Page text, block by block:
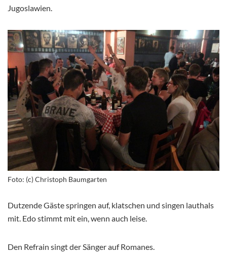
Jugoslawien.
Foto: (c) Christoph Baumgarten
Dutzende Gäste springen auf, klatschen und singen lauthals
mit. Edo stimmt mit ein, wenn auch leise.
Den Refrain singt der Sänger auf Romanes.